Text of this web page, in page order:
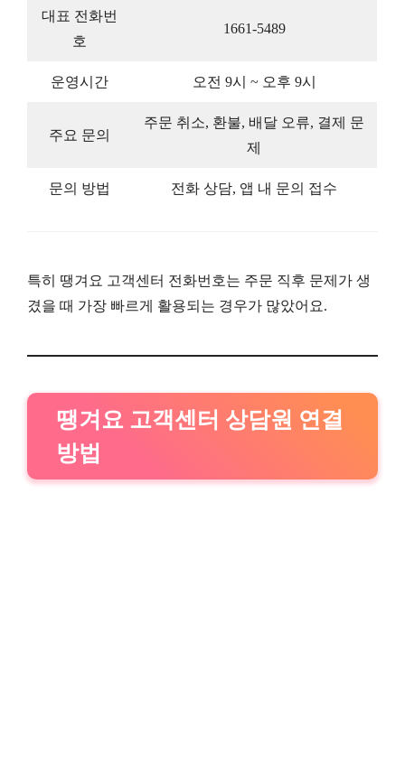
대표 전화번
호
1661-5489
운영시간 오전 9시 ~ 오후 9시
주요 문의
주문 취소, 환불, 배달 오류, 결제 문
제
문의 방법 전화 상담, 앱 내 문의 접수
특히 땡겨요 고객센터 전화번호는 주문 직후 문제가 생
겼을 때 가장 빠르게 활용되는 경우가 많았어요.
땡겨요 고객센터 상담원 연결
방법